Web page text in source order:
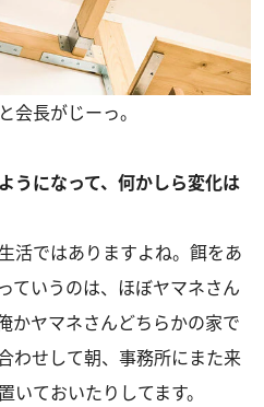
会長がじーっ。
になって、何かしら変化は
活ではありますよね。餌をあ
ていうのは、ほぼヤマネさん
かヤマネさんどちらかの家で
わせして朝、事務所にまた来
いておいたりしてます。